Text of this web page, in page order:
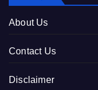
About Us
Contact Us
Disclaimer